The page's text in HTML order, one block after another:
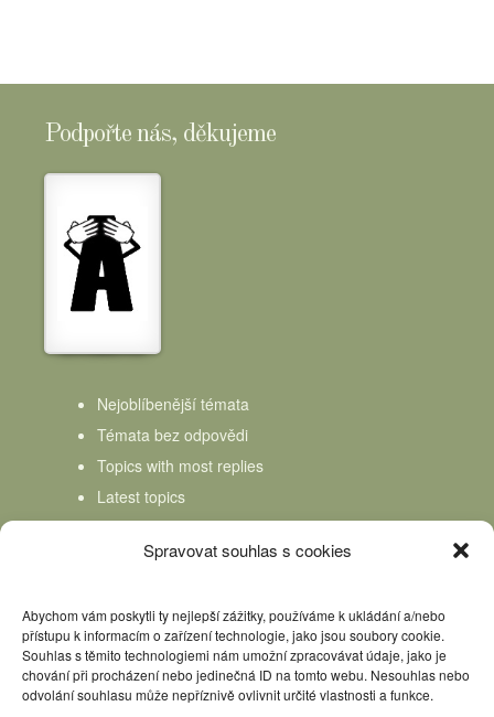
Spravovat souhlas s cookies
Abychom vám poskytli ty nejlepší zážitky, používáme k ukládání a/nebo
přístupu k informacím o zařízení technologie, jako jsou soubory cookie.
Souhlas s těmito technologiemi nám umožní zpracovávat údaje, jako je
chování při procházení nebo jedinečná ID na tomto webu. Nesouhlas nebo
odvolání souhlasu může nepříznivě ovlivnit určité vlastnosti a funkce.
Podpořte nás, děkujeme
Nejoblíbenější témata
Témata bez odpovědi
Topics with most replies
Latest topics
Topics Freshness